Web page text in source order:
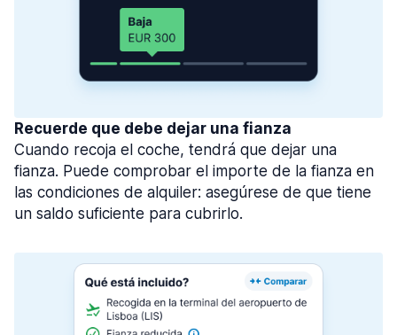
Recuerde que debe dejar una fianza
Cuando recoja el coche, tendrá que dejar una
fianza. Puede comprobar el importe de la fianza en
las condiciones de alquiler: asegúrese de que tiene
un saldo suficiente para cubrirlo.